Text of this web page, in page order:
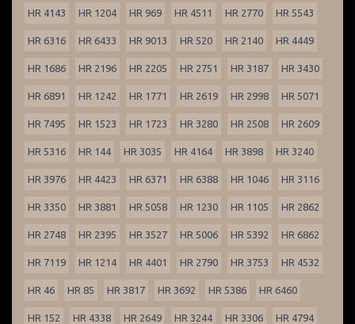
HR 4143 HR 1204 HR 969 HR 4511 HR 2770 HR 5543
HR 6316 HR 6433 HR 9013 HR 520 HR 2140 HR 4449
HR 1686 HR 2196 HR 2205 HR 2751 HR 3187 HR 3430
HR 6891 HR 1242 HR 1771 HR 2619 HR 2998 HR 5071
HR 7495 HR 1523 HR 1723 HR 3280 HR 2508 HR 2609
HR 5316 HR 144 HR 3035 HR 4164 HR 3898 HR 3240
HR 3976 HR 4423 HR 6371 HR 6388 HR 1046 HR 3116
HR 3350 HR 3881 HR 5058 HR 1230 HR 1105 HR 2862
HR 2748 HR 2395 HR 3527 HR 5006 HR 5392 HR 6862
HR 7119 HR 1214 HR 4401 HR 2790 HR 3753 HR 4532
HR 46 HR 85 HR 3817 HR 3692 HR 5386 HR 6460
HR 152 HR 4338 HR 2649 HR 3244 HR 3306 HR 4794